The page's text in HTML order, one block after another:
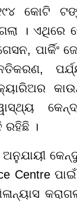
କୋଟି
।
ପାର୍କିଂ
ରହିଛି ।
Centre